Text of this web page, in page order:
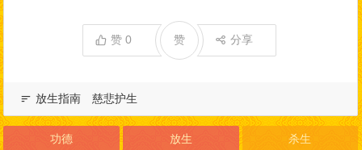
赞0 分享
赞
放生指南 慈悲护生
功德 放生 杀生